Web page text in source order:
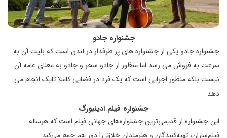
جشنواره جادو
جشنواره جادو یکی از جشنواره های پر طرفدار در لندن است که بلیت آن به
سرعت به فروش می رسد اما منظور از جادو سحر و جادو به معنای عامه آن
نیست بلکه منظور اجرایی است که یک فرد در فضایی کاملا تایک انجام می
دهد
جشنواره فیلم ادینبورگ
این جشنواره از قدیمی‌ترین جشنواره‌های جهانی فیلم است که هرساله
فیلم‌سازان، تهیه‌کنندگان و هنرمندان خلاق را دور هم جمع می‌کند.